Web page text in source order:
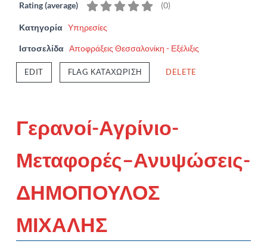
Rating (average) (0)
Κατηγορία Υπηρεσίες
Ιστοσελίδα Αποφράξεις Θεσσαλονίκη - Εξέλιξις
EDIT FLAG ΚΑΤΑΧΏΡΙΣΗ DELETE
Γερανοί-Αγρίνιο-
Μεταφορές–Ανυψώσεις-
ΔΗΜΟΠΟΥΛΟΣ
ΜΙΧΑΛΗΣ